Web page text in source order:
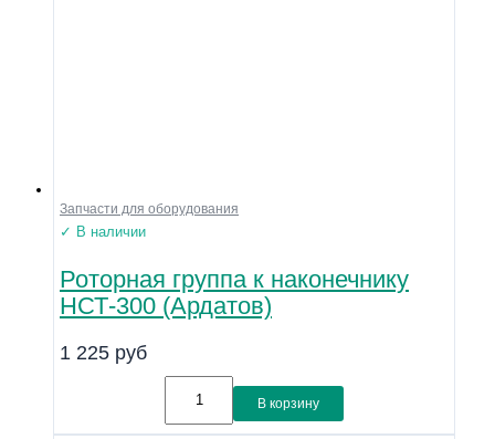
Запчасти для оборудования
✓ В наличии
Роторная группа к наконечнику
НСТ-300 (Ардатов)
1 225 руб
В корзину